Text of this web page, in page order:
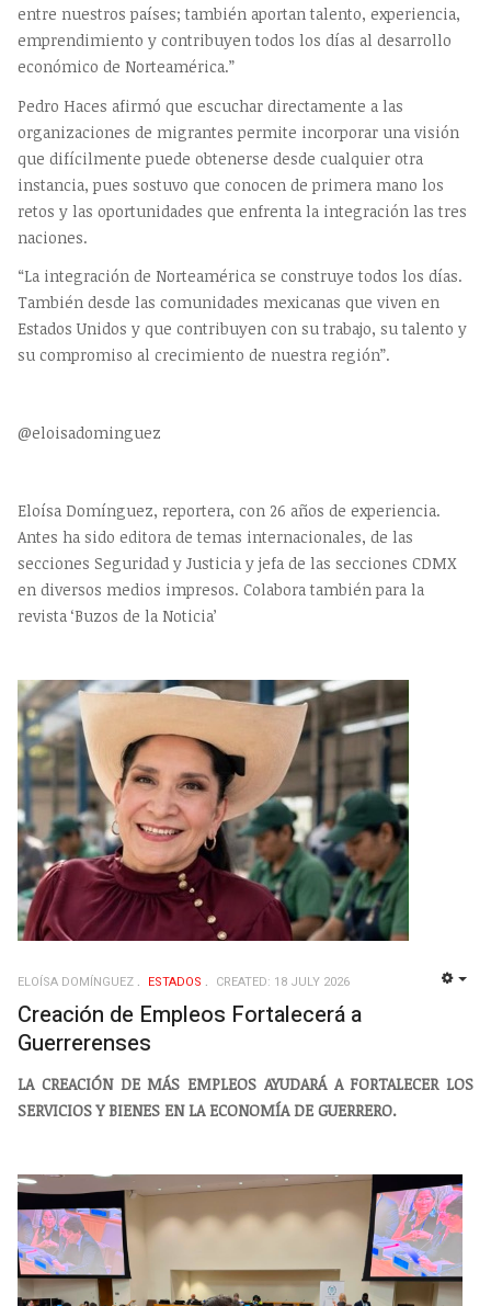
entre nuestros países; también aportan talento, experiencia,
emprendimiento y contribuyen todos los días al desarrollo
económico de Norteamérica.”
Pedro Haces afirmó que escuchar directamente a las
organizaciones de migrantes permite incorporar una visión
que difícilmente puede obtenerse desde cualquier otra
instancia, pues sostuvo que conocen de primera mano los
retos y las oportunidades que enfrenta la integración las tres
naciones.
“La integración de Norteamérica se construye todos los días.
También desde las comunidades mexicanas que viven en
Estados Unidos y que contribuyen con su trabajo, su talento y
su compromiso al crecimiento de nuestra región”.
@eloisadominguez
Eloísa Domínguez, reportera, con 26 años de experiencia.
Antes ha sido editora de temas internacionales, de las
secciones Seguridad y Justicia y jefa de las secciones CDMX
en diversos medios impresos. Colabora también para la
revista ‘Buzos de la Noticia’
ELOÍSA DOMÍNGUEZ ESTADOS CREATED: 18 JULY 2026
Creación de Empleos Fortalecerá a
Guerrerenses
LA CREACIÓN DE MÁS EMPLEOS AYUDARÁ A FORTALECER LOS
SERVICIOS Y BIENES EN LA ECONOMÍA DE GUERRERO.